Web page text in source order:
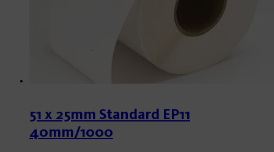
51 x 25mm Standard EP11
40mm/1000